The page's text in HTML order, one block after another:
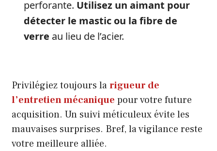
perforante. Utilisez un aimant pour
détecter le mastic ou la fibre de
verre au lieu de l’acier.
Privilégiez toujours larigueur de
l’entretien mécanique pour votre future
acquisition. Un suivi méticuleux évite les
mauvaises surprises. Bref, la vigilance reste
votre meilleure alliée.